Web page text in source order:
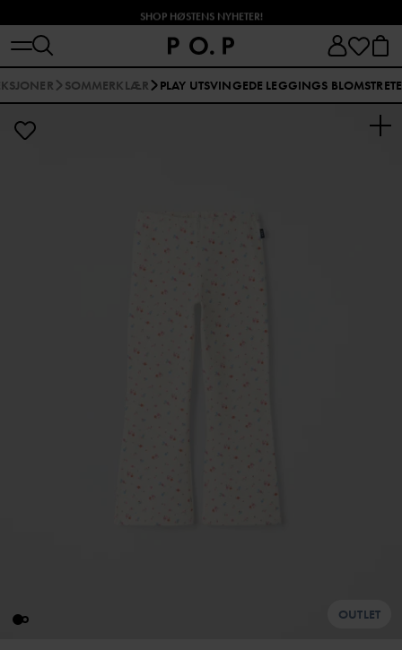
SHOP HØSTENS NYHETER!
SOMMERKLÆR PLAY UTSVINGEDE LEGGINGS BLOMSTRETE
OUTLET